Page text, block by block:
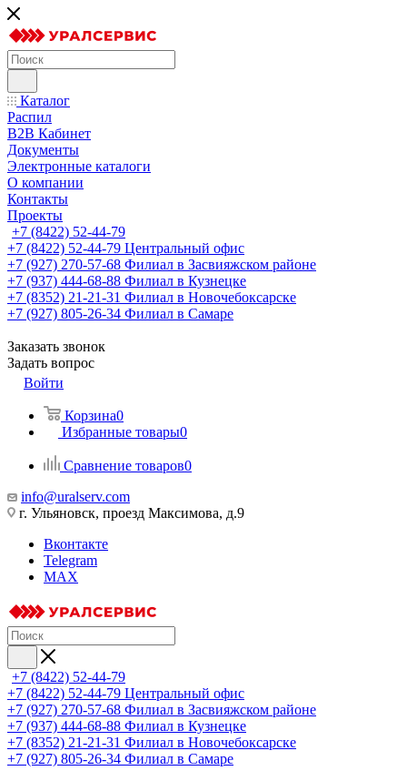
Каталог
Распил
B2B Кабинет
Документы
Электронные каталоги
О компании
Контакты
Проекты
+7 (8422) 52-44-79
+7 (8422) 52-44-79 Центральный офис
+7 (927) 270-57-68 Филиал в Засвияжском районе
+7 (937) 444-68-88 Филиал в Кузнецке
+7 (8352) 21-21-31 Филиал в Новочебоксарске
+7 (927) 805-26-34 Филиал в Самаре
Заказать звонок
Задать вопрос
Войти
Корзина0
Избранные товары0
Сравнение товаров0
info@uralserv.com
г. Ульяновск, проезд Максимова, д.9
Вконтакте
Telegram
MAX
+7 (8422) 52-44-79
+7 (8422) 52-44-79 Центральный офис
+7 (927) 270-57-68 Филиал в Засвияжском районе
+7 (937) 444-68-88 Филиал в Кузнецке
+7 (8352) 21-21-31 Филиал в Новочебоксарске
+7 (927) 805-26-34 Филиал в Самаре